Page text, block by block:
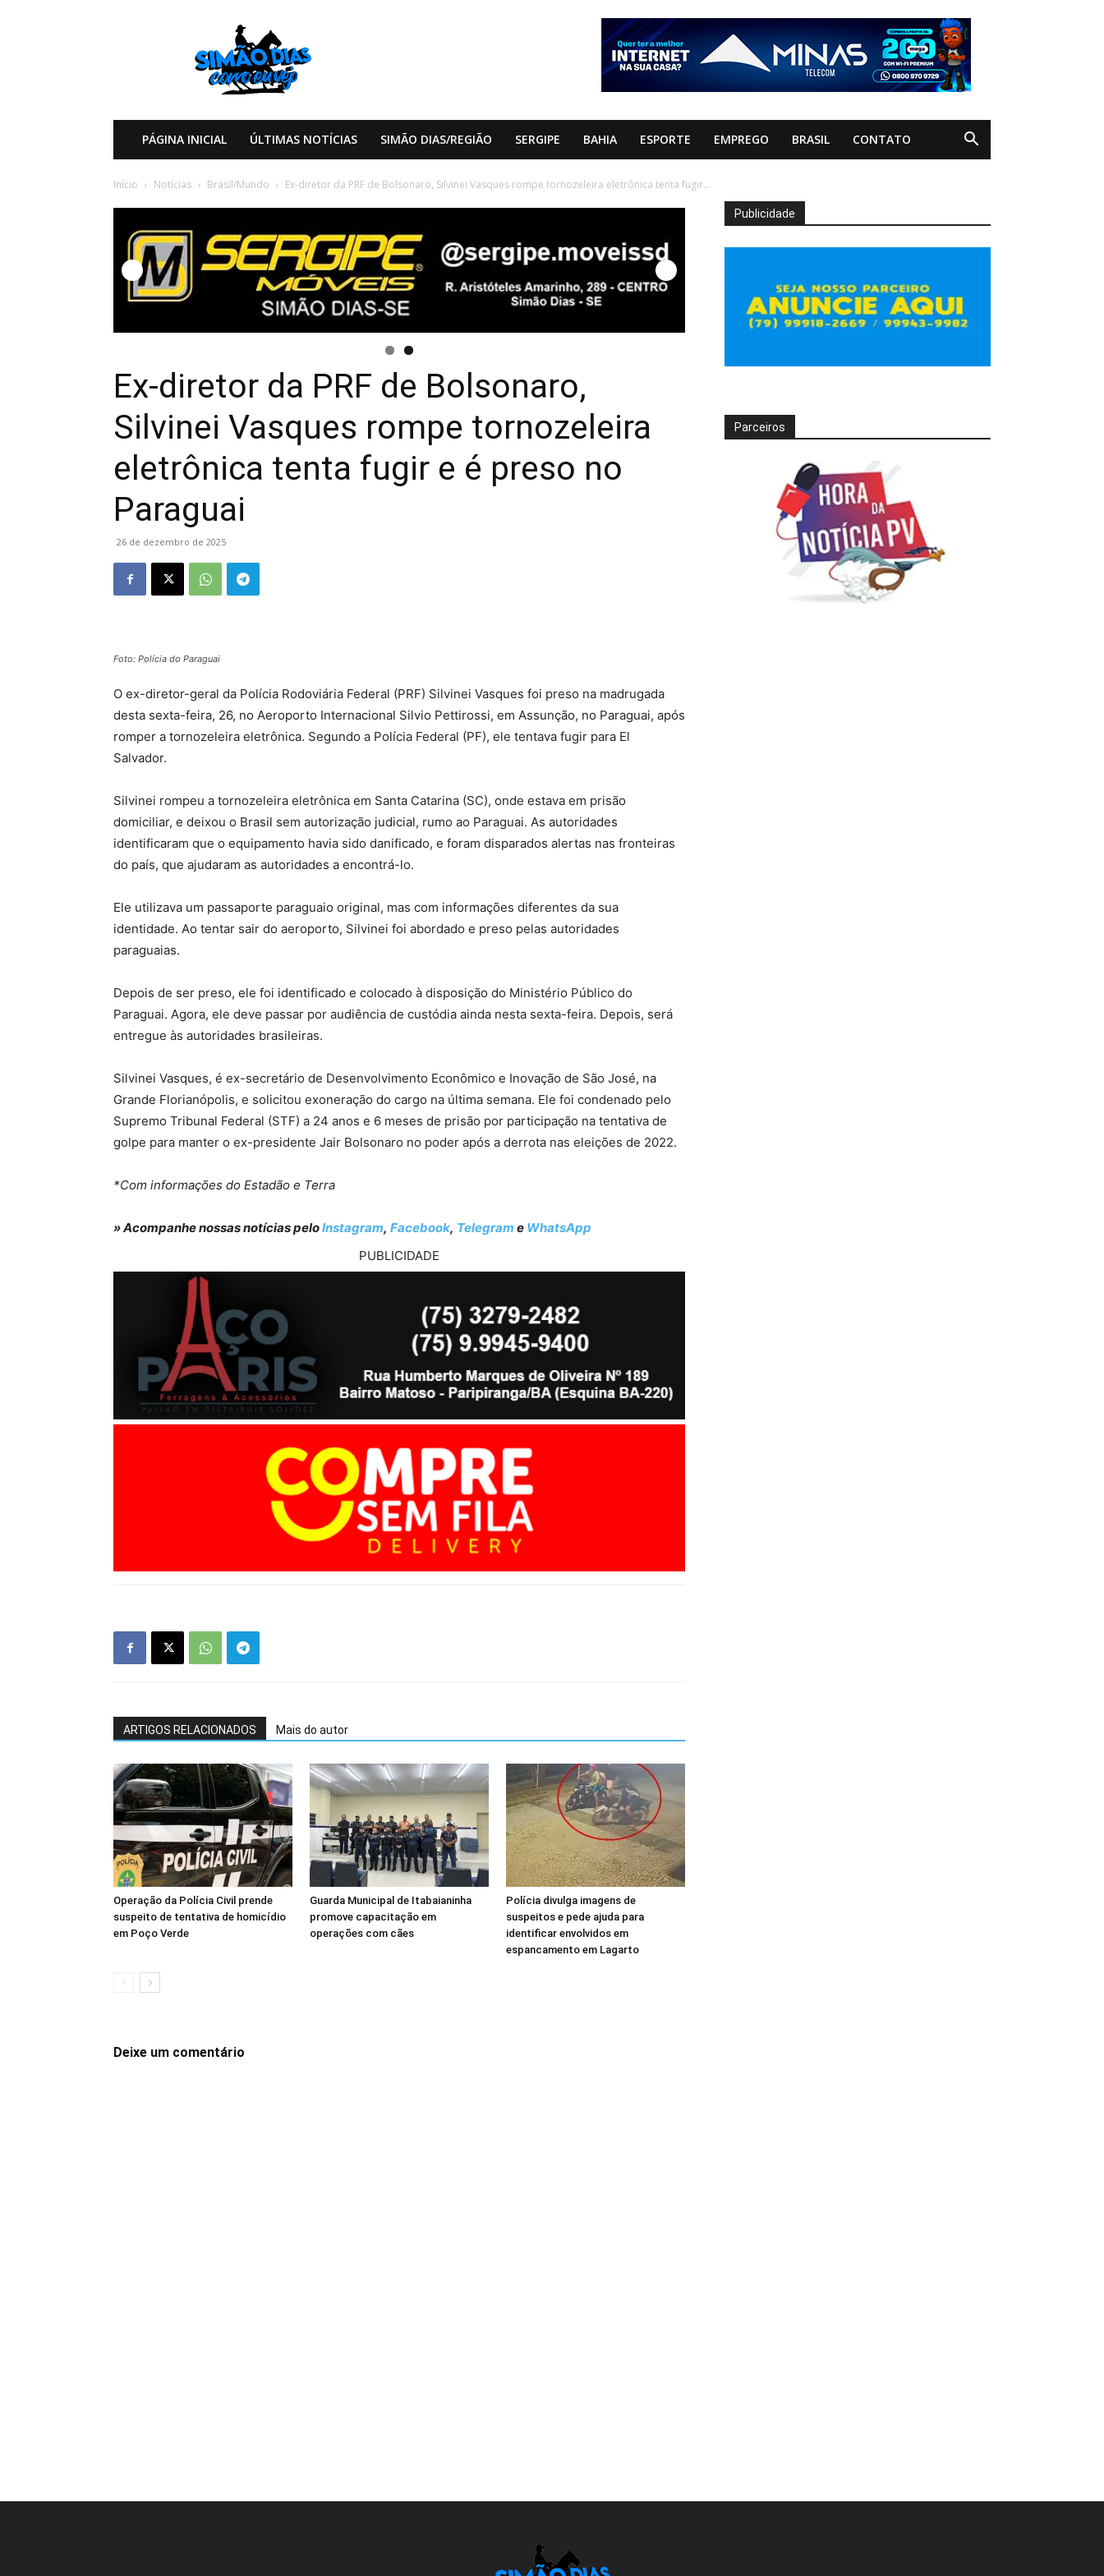
PÁGINA INICIAL ÚLTIMAS NOTÍCIAS SIMÃO DIAS/REGIÃO SERGIPE BAHIA ESPORTE EMPREGO BRASIL CONTATO
Início Notícias Brasil/Mundo Ex-diretor da PRF de Bolsonaro, Silvinei Vasques rompe tornozeleira eletrônica tenta fugir...
Ex-diretor da PRF de Bolsonaro,
Silvinei Vasques rompe tornozeleira
eletrônica tenta fugir e é preso no
Paraguai
26 de dezembro de 2025
Foto: Polícia do Paraguai
O ex-diretor-geral da Polícia Rodoviária Federal (PRF) Silvinei Vasques foi preso na madrugada
desta sexta-feira, 26, no Aeroporto Internacional Silvio Pettirossi, em Assunção, no Paraguai, após
romper a tornozeleira eletrônica. Segundo a Polícia Federal (PF), ele tentava fugir para El
Salvador.
Silvinei rompeu a tornozeleira eletrônica em Santa Catarina (SC), onde estava em prisão
domiciliar, e deixou o Brasil sem autorização judicial, rumo ao Paraguai. As autoridades
identificaram que o equipamento havia sido danificado, e foram disparados alertas nas fronteiras
do país, que ajudaram as autoridades a encontrá-lo.
Ele utilizava um passaporte paraguaio original, mas com informações diferentes da sua
identidade. Ao tentar sair do aeroporto, Silvinei foi abordado e preso pelas autoridades
paraguaias.
Depois de ser preso, ele foi identificado e colocado à disposição do Ministério Público do
Paraguai. Agora, ele deve passar por audiência de custódia ainda nesta sexta-feira. Depois, será
entregue às autoridades brasileiras.
Silvinei Vasques, é ex-secretário de Desenvolvimento Econômico e Inovação de São José, na
Grande Florianópolis, e solicitou exoneração do cargo na última semana. Ele foi condenado pelo
Supremo Tribunal Federal (STF) a 24 anos e 6 meses de prisão por participação na tentativa de
golpe para manter o ex-presidente Jair Bolsonaro no poder após a derrota nas eleições de 2022.
*Com informações do Estadão e Terra
» Acompanhe nossas notícias peloInstagram, Facebook, Telegram e WhatsApp
PUBLICIDADE
ARTIGOS RELACIONADOS Mais do autor
Operação da Polícia Civil prende
suspeito de tentativa de homicídio
em Poço Verde
Guarda Municipal de Itabaianinha
promove capacitação em
operações com cães
Polícia divulga imagens de
suspeitos e pede ajuda para
identificar envolvidos em
espancamento em Lagarto
Deixe um comentário
Publicidade
Parceiros